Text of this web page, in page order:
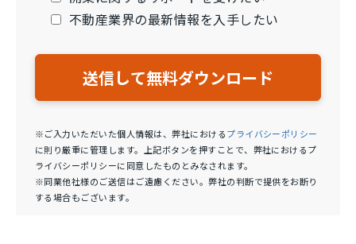
不動産業界の最新情報を入手したい
※ご入力いただいた個人情報は、弊社におけるプライバシーポリシー
に則り厳重に管理します。上記ボタンを押すことで、弊社におけるプ
ライバシーポリシーに同意したものとみなされます。
※同業他社様のご送信はご遠慮ください。弊社の判断で提供をお断り
する場合もございます。